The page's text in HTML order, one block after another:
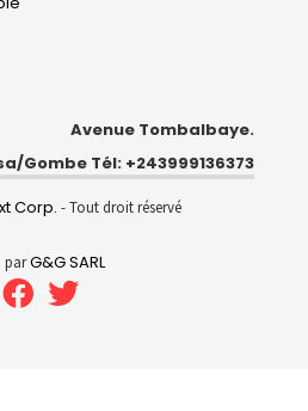
Avenue Tombalbaye.
Gombe Tél: +243999136373
Corp. - Tout droit réservé
parG&G SARL